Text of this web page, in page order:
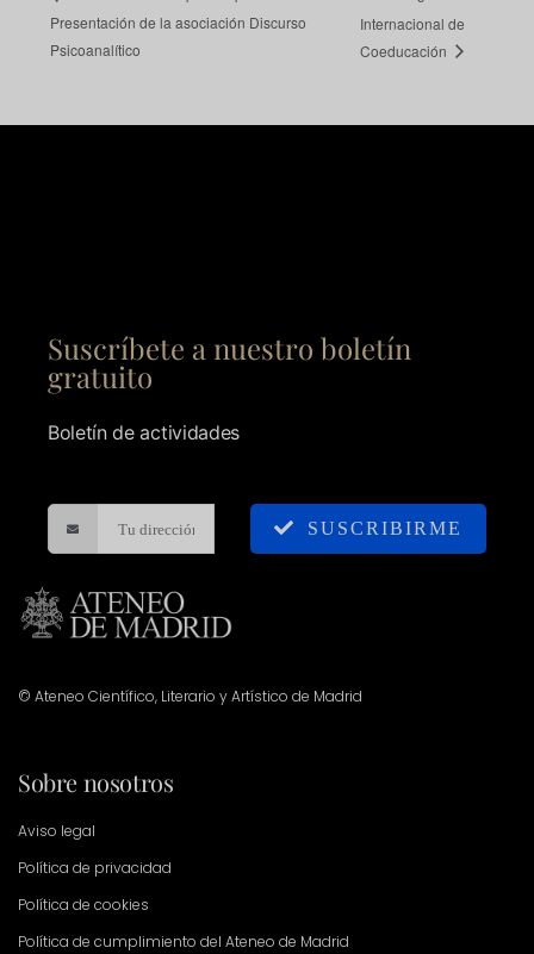
Presentación de la asociación Discurso
Psicoanalítico
Internacional de
Coeducación
Suscríbete a nuestro boletín
gratuito
Boletín de actividades
SUSCRIBIRME
© Ateneo Científico, Literario y Artístico de Madrid
Sobre nosotros
Aviso legal
Política de privacidad
Política de cookies
Política de cumplimiento del Ateneo de Madrid